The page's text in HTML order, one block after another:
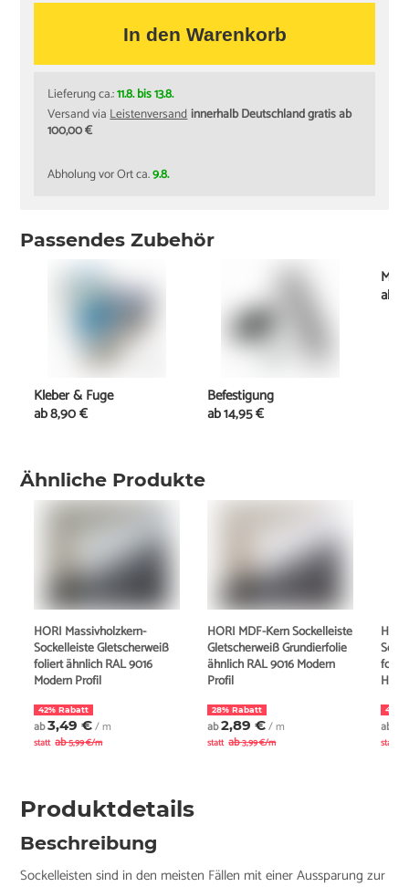
In den Warenkorb
Lieferung ca.:11.8. bis 13.8.
Versand viaLeistenversandinnerhalb Deutschland gratis ab
100,00 €
Abholung vor Ort ca.9.8.
Ähnliche Produkte
HORI Massivholzkern-
Sockelleiste Gletscherweiß
foliert ähnlich RAL 9016
Modern Profil
42% Rabatt
ab3,49 €/ m
statt ab5,99 €/m
HORI MDF-Kern Sockelleiste
Gletscherweiß Grundierfolie
ähnlich RAL 9016 Modern
Profil
28% Rabatt
ab2,89 €/ m
statt ab3,99 €/m
43%
ab
statt
Produktdetails
Beschreibung
Sockelleisten sind in den meisten Fällen mit einer Aussparung zur
Passendes Zubehör
Kleber & Fuge
ab8,90 €
Befestigung
ab14,95 €
ab